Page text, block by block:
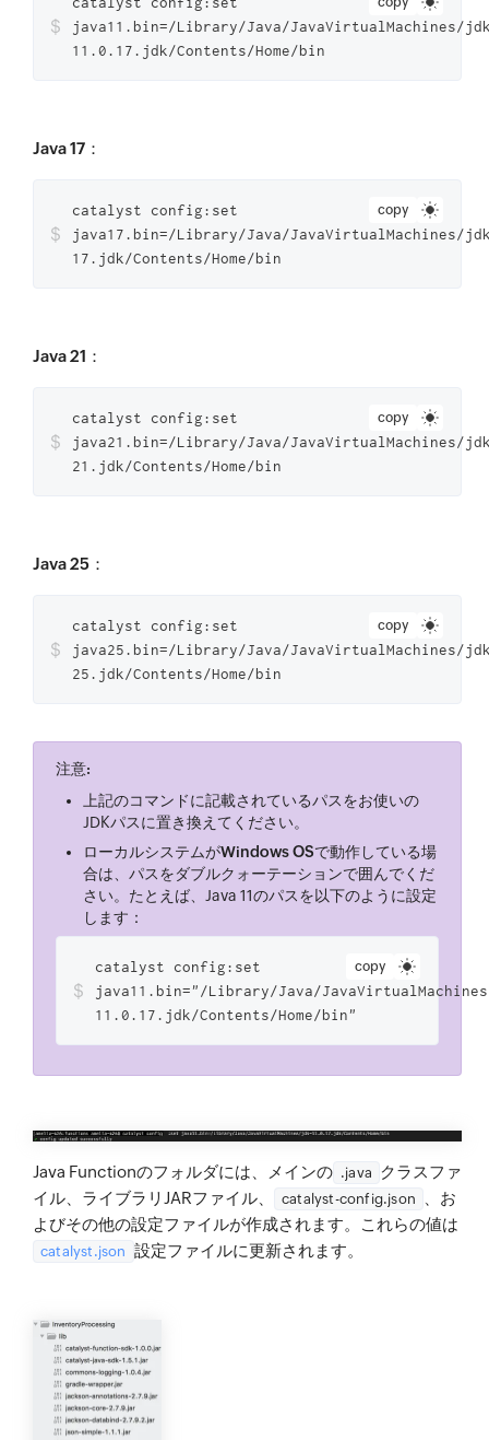
$
java11.bin=/Library/Java/JavaVirtualMachines/
11.0.17.jdk/Contents/Home/bin
Java 17 ：
copy
$
catalyst config:set
java17.bin=/Library/Java/JavaVirtualMachines/
17.jdk/Contents/Home/bin
Java 21 ：
copy
$
catalyst config:set
java21.bin=/Library/Java/JavaVirtualMachines/
21.jdk/Contents/Home/bin
Java 25 ：
copy
$
catalyst config:set
java25.bin=/Library/Java/JavaVirtualMachines/
25.jdk/Contents/Home/bin
注意:
上記のコマンドに記載されているパスをお使いの
JDKパスに置き換えてください。
ローカルシステムがWindows OSで動作している場
合は、パスをダブルクォーテーションで囲んでくだ
さい。たとえば、Java 11のパスを以下のように設定
します：
copy
$
catalyst config:set
java11.bin="/Library/Java/
11.0.17.jdk/Contents/Home/bin"
Java Functionのフォルダには、メインの .java
クラスファ
イル、ライブラリJARファイル、
catalyst-config.json
、お
よびその他の設定ファイルが作成されます。これらの値は
catalyst.json 設定ファイルに更新されます。